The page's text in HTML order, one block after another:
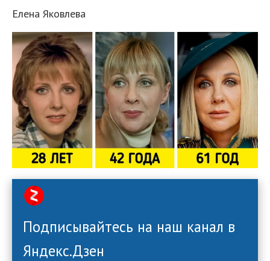
Елена Яковлева
Подписывайтесь на наш канал в
Яндекс.Дзен